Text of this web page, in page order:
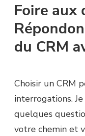
Foire aux
du CRM
Choisir un CRM
interrogations.
quelques
votre chemin et